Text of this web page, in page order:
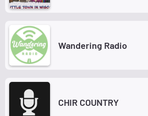
Wandering Radio
CHIR COUNTRY